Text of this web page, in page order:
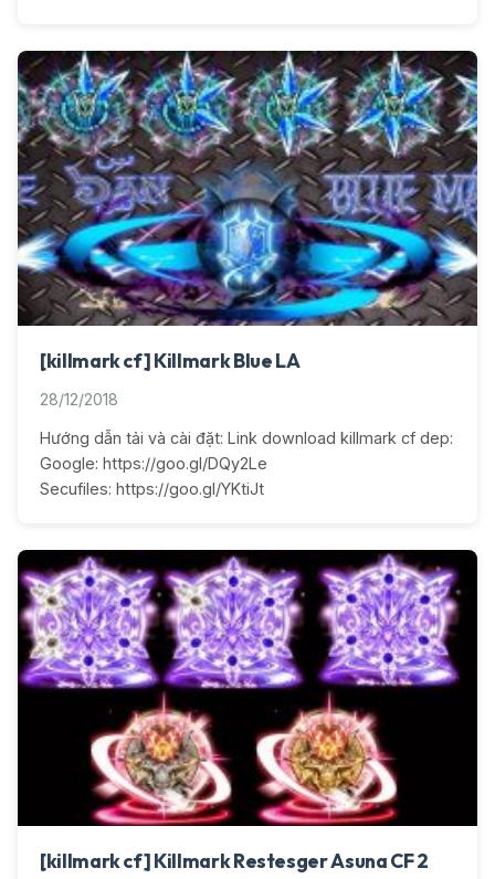
[killmark cf] Killmark Blue LA
28/12/2018
Hướng dẫn tải và cài đặt: Link download killmark cf dep:
Google: https://goo.gl/DQy2Le
Secufiles: https://goo.gl/YKtiJt
[killmark cf] Killmark Restesger Asuna CF 2